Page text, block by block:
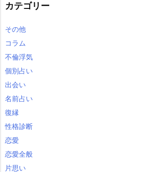
カテゴリー
その他
コラム
不倫浮気
個別占い
出会い
名前占い
復縁
性格診断
恋愛
恋愛全般
片思い